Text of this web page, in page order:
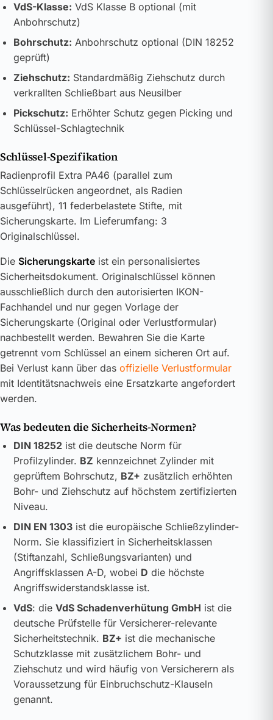
VdS-Klasse: VdS Klasse B optional (mit
Anbohrschutz)
Bohrschutz: Anbohrschutz optional (DIN 18252
geprüft)
Ziehschutz: Standardmäßig Ziehschutz durch
verkrallten Schließbart aus Neusilber
Pickschutz: Erhöhter Schutz gegen Picking und
Schlüssel-Schlagtechnik
Schlüssel-Spezifikation
Radienprofil Extra PA46 (parallel zum
Schlüsselrücken angeordnet, als Radien
ausgeführt), 11 federbelastete Stifte, mit
Sicherungskarte. Im Lieferumfang: 3
Originalschlüssel.
Die Sicherungskarte ist ein personalisiertes
Sicherheitsdokument. Originalschlüssel können
ausschließlich durch den autorisierten IKON-
Fachhandel und nur gegen Vorlage der
Sicherungskarte (Original oder Verlustformular)
nachbestellt werden. Bewahren Sie die Karte
getrennt vom Schlüssel an einem sicheren Ort auf.
Bei Verlust kann über das offizielle Verlustformular
mit Identitätsnachweis eine Ersatzkarte angefordert
werden.
Was bedeuten die Sicherheits-Normen?
DIN 18252ist die deutsche Norm für
Profilzylinder. BZ kennzeichnet Zylinder mit
geprüftem Bohrschutz, BZ+ zusätzlich erhöhten
Bohr- und Ziehschutz auf höchstem zertifizierten
Niveau.
DIN EN 1303ist die europäische Schließzylinder-
Norm. Sie klassifiziert in Sicherheitsklassen
(Stiftanzahl, Schließungsvarianten) und
Angriffsklassen A-D, wobei D die höchste
Angriffswiderstandsklasse ist.
VdS: die VdS Schadenverhütung GmbH ist die
deutsche Prüfstelle für Versicherer-relevante
Sicherheitstechnik. BZ+ ist die mechanische
Schutzklasse mit zusätzlichem Bohr- und
Ziehschutz und wird häufig von Versicherern als
Voraussetzung für Einbruchschutz-Klauseln
genannt.